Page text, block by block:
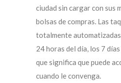
ciudad sin cargar con sus
bolsas de compras. Las
totalmente
24 horas del día, los 7
que significa que puede
cuando le convenga.